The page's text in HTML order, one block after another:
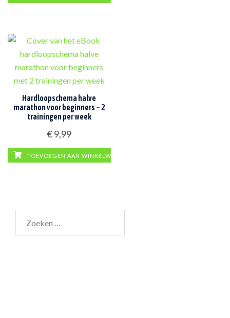
Hardloopschema halve
marathon voor beginners – 2
trainingen per week
€9,99
TOEVOEGEN AAN WINKELWAGEN
naar: